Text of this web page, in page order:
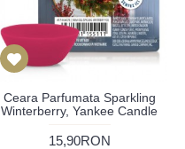
Ceara Parfumata Sparkling
Winterberry, Yankee Candle
15,90RON